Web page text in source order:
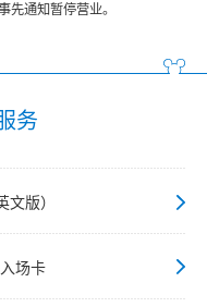
先通知暂停营业。
务
版）
场卡